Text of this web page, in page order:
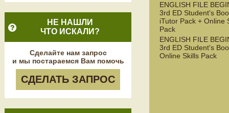
НЕ НАШЛИ
ЧТО ИСКАЛИ?
Сделайте нам запрос
и мы постараемся Вам помочь
СДЕЛАТЬ ЗАПРОС
ENGLISH FILE
3rd ED Student's
iTutor Pack + Online
Pack
ENGLISH FILE
3rd ED Student's
Online Skills Pack